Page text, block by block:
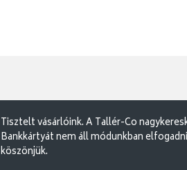
Tisztelt vásárlóink. A Tallér-Co
Bankkártyát nem áll módunkban
köszönjük.